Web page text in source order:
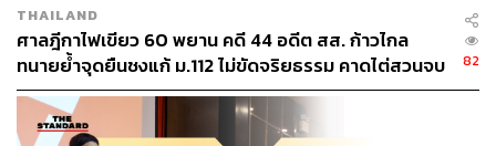
THAILAND
ศาลฎีกาไฟเขียว 60 พยาน คดี 44 อดีต สส. ก้าวไกล
ทนายย้ำจุดยืนชงแก้ ม.112 ไม่ขัดจริยธรรม คาดไต่สวนจบ
พฤษภาคมปี 2570
82